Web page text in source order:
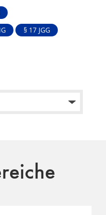
§ 17 JGG